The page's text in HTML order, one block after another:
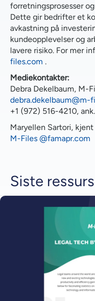
forretningsprosesser
Dette gir bedrifter et
avkastning på
kundeopplevelser og
lavere risiko. For mer
files.com .
Mediekontakter:
Debra Dekelbaum, M-
debra.dekelbaum@m-
+1 (972) 516-4210,
Maryellen Sartori, kjent
M-Files @famapr.com
Siste